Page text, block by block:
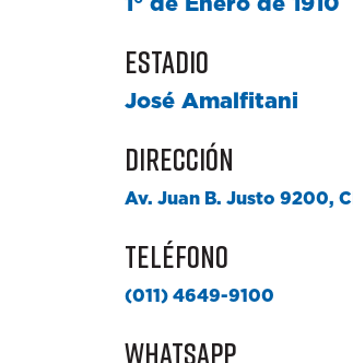
1° de Enero de 1910
Estadio
José Amalfitani
Dirección
Av. Juan B. Justo 9200,
Teléfono
(011) 4649-9100
WhatsApp